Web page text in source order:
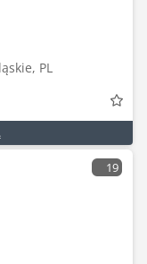
PL
19